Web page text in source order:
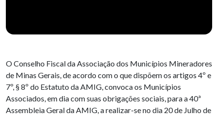
O Conselho Fiscal da Associação dos Municípios Mineradores
de Minas Gerais, de acordo com o que dispõem os artigos 4º e
7º, § 8º do Estatuto da AMIG, convoca os Municípios
Associados, em dia com suas obrigações sociais, para a 40ª
Assembleia Geral da AMIG, a realizar-se no dia 20 de Julho de